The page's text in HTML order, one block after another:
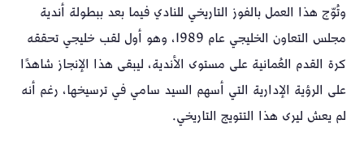
وتُوّج هذا العمل بالفوز التاريخي للنادي فيما بعد ببطولة أندية
مجلس التعاون الخليجي عام 1989، وهو أول لقب خليجي تحققه
كرة القدم العُمانية على مستوى الأندية، ليبقى هذا الإنجاز شاهدًا
على الرؤية الإدارية التي أسهم السيد سامي في ترسيخها، رغم أنه
لم يعش ليرى هذا التتويج التاريخي.